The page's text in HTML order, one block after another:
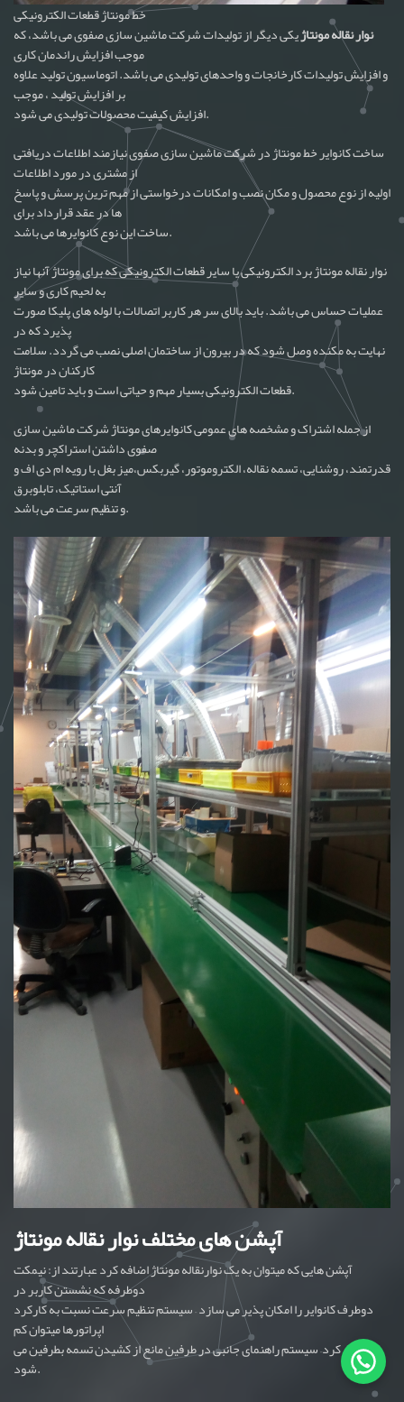
خط مونتاژ قطعات الکترونیکی
نوار نقاله مونتاژیکی دیگر از تولیدات شرکت ماشین سازی صفوی می باشد، که
موجب افزایش راندمان کاری
و افزایش تولیدات کارخانجات و واحدهای تولیدی می باشد. اتوماسیون تولید علاوه
بر افزایش تولید ، موجب
افزایش کیفیت محصولات تولیدی می شود.
ساخت کانوایر خط مونتاژ در شرکت ماشین سازی صفوی نیازمند اطلاعات دریافتی
از مشتری در مورد اطلاعات
اولیه از نوع محصول و مکان نصب و امکانات درخواستی از مهم ترین پرسش و پاسخ
ها در عقد قرارداد برای
ساخت این نوع کانوایرها می باشد.
نوار نقاله مونتاژ برد الکترونیکی یا سایر قطعات الکترونیکی که برای مونتاژ آنها نیاز
به لحیم کاری و سایر
عملیات حساس می باشد. باید بالای سر هر کاربر اتصالات با لوله های پلیکا صورت
پذیرد که در
نهایت به مکنده وصل شود که در بیرون از ساختمان اصلی نصب می گردد. سلامت
کارکنان در مونتاژ
قطعات الکترونیکی بسیار مهم و حیاتی است و باید تامین شود.
از جمله اشتراک و مشخصه های عمومی کانوایرهای مونتاژ شرکت ماشین سازی
صفوی داشتن استراکچر و بدنه
قدرتمند، روشنایی، تسمه نقاله، الکتروموتور، گیربکس،میز بغل با رویه ام دی اف و
آنتی استاتیک، تابلوبرق
و تنظیم سرعت می باشد.
آپشن های مختلف نوار نقاله مونتاژ
آپشن هایی که میتوان به یک نوارنقاله مونتاژ اضافه کرد عبارتند از: نیمکت
دوطرفه که نشستن کاربر در
دوطرف کانوایر را امکان پذیر می سازد – سیستم تنظیم سرعت نسبت به کارکرد
اپراتورها میتوان کم
و زیاد کرد– سیستم راهنمای جانبی در طرفین مانع از کشیدن تسمه بطرفین می
شود.